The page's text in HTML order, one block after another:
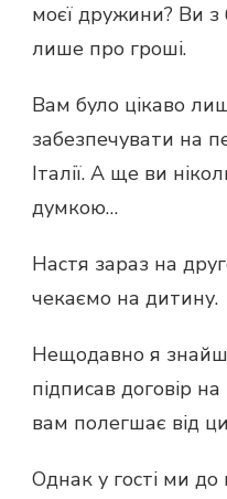
моєї дружини? Ви
лише про гроші.
Вам було цікаво
забезпечувати на
Італії. А ще ви
думкою…
Настя зараз на
чекаємо на дитину.
Нещодавно я
підписав договір
вам полегшає від
Однак у гості ми